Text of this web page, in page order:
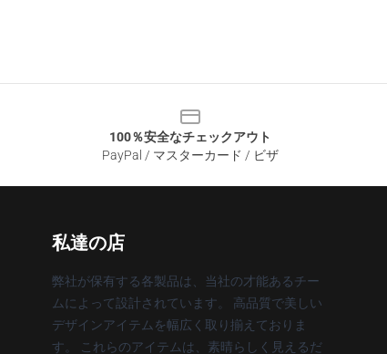
100％安全なチェックアウト
PayPal / マスターカード / ビザ
私達の店
弊社が保有する各製品は、当社の才能あるチー
ムによって設計されています。 高品質で美しい
デザインアイテムを幅広く取り揃えておりま
す。 これらのアイテムは、素晴らしく見えるだ